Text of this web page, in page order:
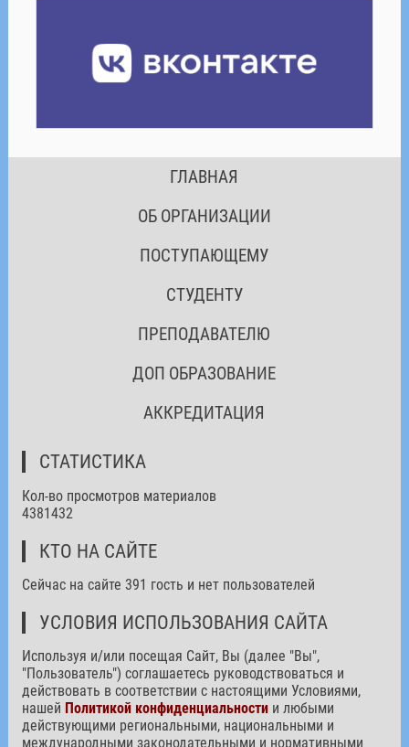
ГЛАВНАЯ
ОБ ОРГАНИЗАЦИИ
ПОСТУПАЮЩЕМУ
СТУДЕНТУ
ПРЕПОДАВАТЕЛЮ
ДОП ОБРАЗОВАНИЕ
АККРЕДИТАЦИЯ
СТАТИСТИКА
Кол-во просмотров материалов
4381432
КТО НА САЙТЕ
Сейчас на сайте 391 гость и нет пользователей
УСЛОВИЯ ИСПОЛЬЗОВАНИЯ САЙТА
Используя и/или посещая Сайт, Вы (далее "Вы",
"Пользователь") соглашаетесь руководствоваться и
действовать в соответствии с настоящими Условиями,
нашей Политикой конфиденциальностии любыми
действующими региональными, национальными и
международными законодательными и нормативными